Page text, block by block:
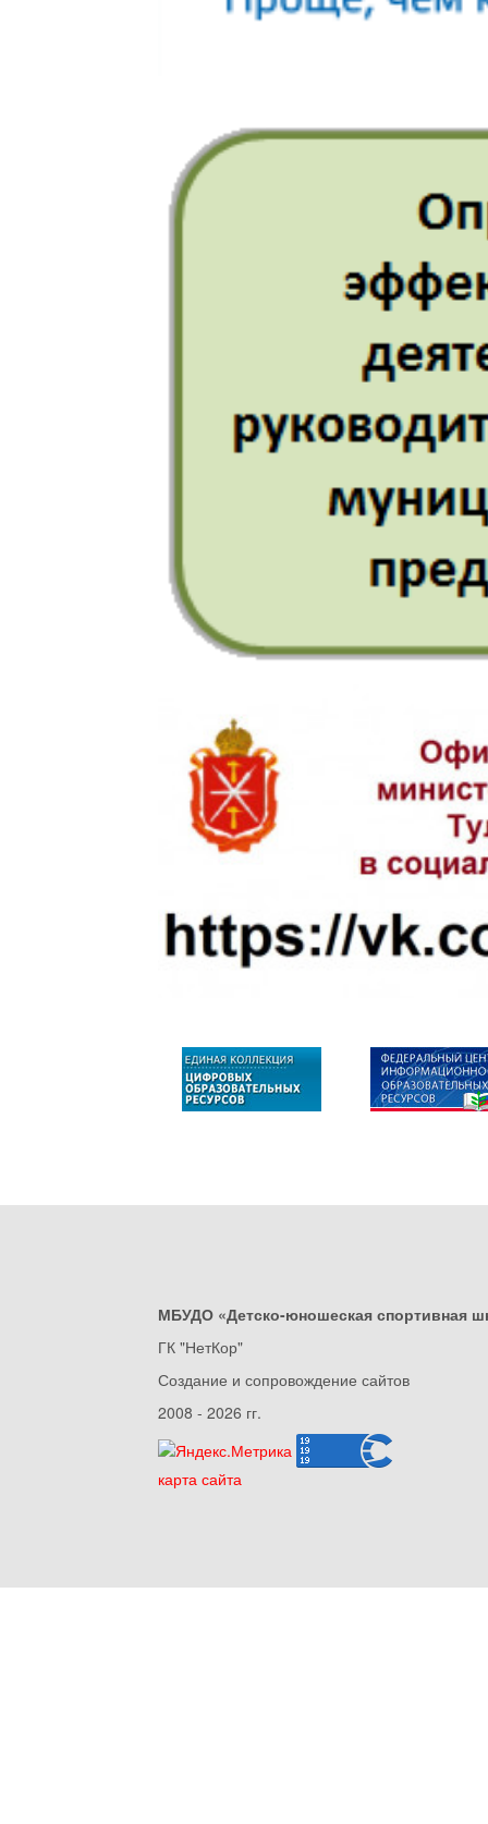
МБУДО «Детско-юношеская спортивная
ГК "НетКор"
Создание и сопровождение сайтов
2008 - 2026 гг.
карта сайта